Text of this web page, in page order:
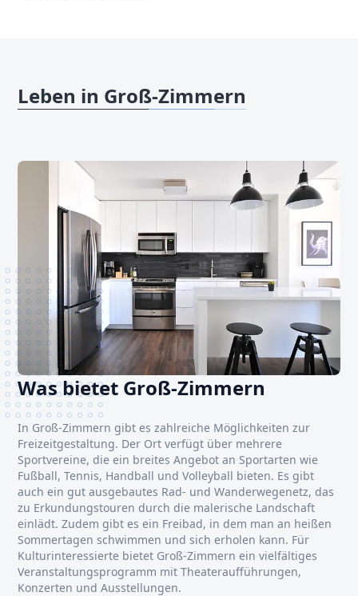
Leben in Groß-Zimmern
Was bietet Groß-Zimmern
In Groß-Zimmern gibt es zahlreiche Möglichkeiten zur
Freizeitgestaltung. Der Ort verfügt über mehrere
Sportvereine, die ein breites Angebot an Sportarten wie
Fußball, Tennis, Handball und Volleyball bieten. Es gibt
auch ein gut ausgebautes Rad- und Wanderwegenetz, das
zu Erkundungstouren durch die malerische Landschaft
einlädt. Zudem gibt es ein Freibad, in dem man an heißen
Sommertagen schwimmen und sich erholen kann. Für
Kulturinteressierte bietet Groß-Zimmern ein vielfältiges
Veranstaltungsprogramm mit Theateraufführungen,
Konzerten und Ausstellungen.